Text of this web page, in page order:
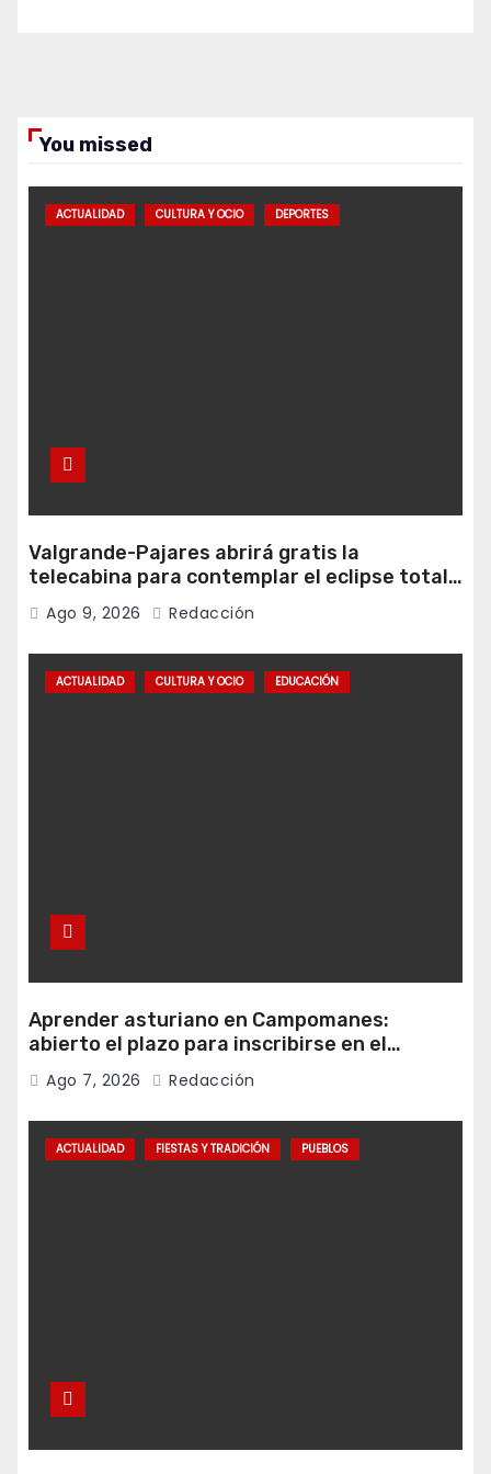
You missed
ACTUALIDAD CULTURA Y OCIO DEPORTES
Valgrande-Pajares abrirá gratis la
telecabina para contemplar el eclipse total
desde Cuitunigru
Ago 9, 2026 Redacción
ACTUALIDAD CULTURA Y OCIO EDUCACIÓN
Aprender asturiano en Campomanes:
abierto el plazo para inscribirse en el
programa Falamos
Ago 7, 2026 Redacción
ACTUALIDAD FIESTAS Y TRADICIÓN PUEBLOS